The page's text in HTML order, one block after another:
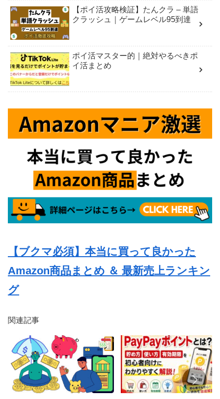
【ポイ活攻略検証】たんクラ – 単語
クラッシュ｜ゲームレベル95到達
ポイ活マスター的｜絶対やるべきポ
イ活まとめ
【ブクマ必須】本当に買って良かった
Amazon商品まとめ ＆ 最新売上ランキン
グ
関連記事